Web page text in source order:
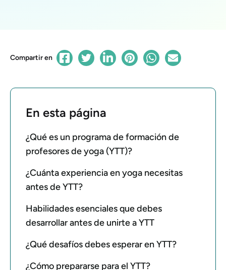
Compartir en
En esta página
¿Qué es un programa de formación de
profesores de yoga (YTT)?
¿Cuánta experiencia en yoga necesitas
antes de YTT?
Habilidades esenciales que debes
desarrollar antes de unirte a YTT
¿Qué desafíos debes esperar en YTT?
¿Cómo prepararse para el YTT?